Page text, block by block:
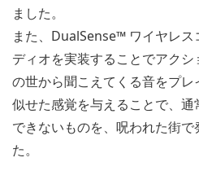
ました。
また、DualSense™ ワイヤレ
ディオを実装することでアク
の世から聞こえてくる音をプ
似せた感覚を与えることで、
できないものを、呪われた街
た。